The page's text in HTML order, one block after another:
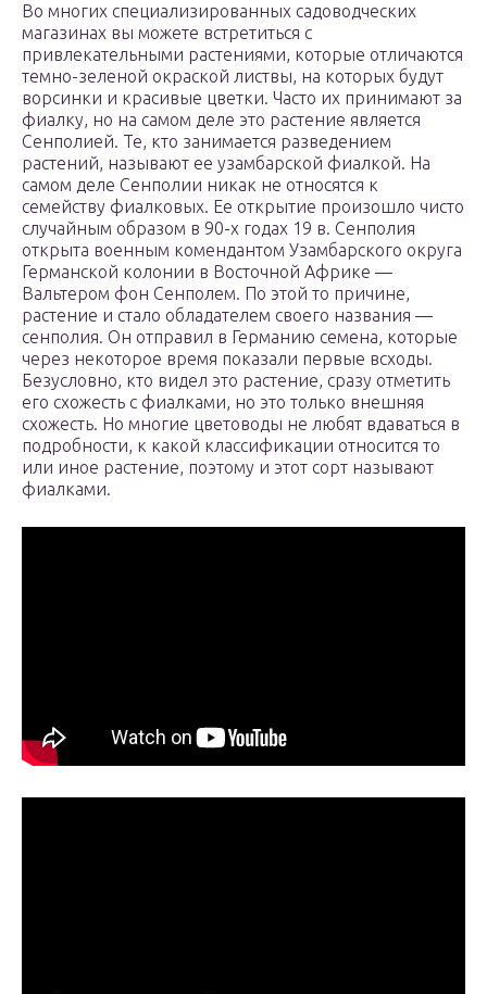
Во многих специализированных садоводческих
магазинах вы можете встретиться с
привлекательными растениями, которые отличаются
темно-зеленой окраской листвы, на которых будут
ворсинки и красивые цветки. Часто их принимают за
фиалку, но на самом деле это растение является
Сенполией. Те, кто занимается разведением
растений, называют ее узамбарской фиалкой. На
самом деле Сенполии никак не относятся к
семейству фиалковых. Ее открытие произошло чисто
случайным образом в 90-х годах 19 в. Сенполия
открыта военным комендантом Узамбарского округа
Германской колонии в Восточной Африке —
Вальтером фон Сенполем. По этой то причине,
растение и стало обладателем своего названия —
сенполия. Он отправил в Германию семена, которые
через некоторое время показали первые всходы.
Безусловно, кто видел это растение, сразу отметить
его схожесть с фиалками, но это только внешняя
схожесть. Но многие цветоводы не любят вдаваться в
подробности, к какой классификации относится то
или иное растение, поэтому и этот сорт называют
фиалками.